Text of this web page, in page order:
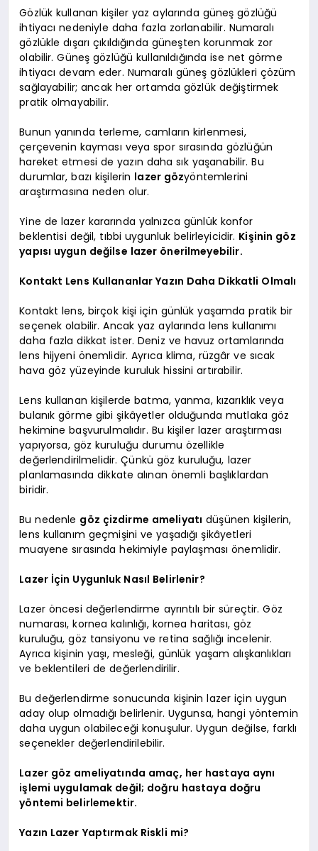
Gözlük kullanan kişiler yaz aylarında güneş gözlüğü
ihtiyacı nedeniyle daha fazla zorlanabilir. Numaralı
gözlükle dışarı çıkıldığında güneşten korunmak zor
olabilir. Güneş gözlüğü kullanıldığında ise net görme
ihtiyacı devam eder. Numaralı güneş gözlükleri çözüm
sağlayabilir; ancak her ortamda gözlük değiştirmek
pratik olmayabilir.
Bunun yanında terleme, camların kirlenmesi,
çerçevenin kayması veya spor sırasında gözlüğün
hareket etmesi de yazın daha sık yaşanabilir. Bu
durumlar, bazı kişilerin lazer gözyöntemlerini
araştırmasına neden olur.
Yine de lazer kararında yalnızca günlük konfor
beklentisi değil, tıbbi uygunluk belirleyicidir. Kişinin göz
yapısı uygun değilse lazer önerilmeyebilir.
Kontakt Lens Kullananlar Yazın Daha Dikkatli Olmalı
Kontakt lens, birçok kişi için günlük yaşamda pratik bir
seçenek olabilir. Ancak yaz aylarında lens kullanımı
daha fazla dikkat ister. Deniz ve havuz ortamlarında
lens hijyeni önemlidir. Ayrıca klima, rüzgâr ve sıcak
hava göz yüzeyinde kuruluk hissini artırabilir.
Lens kullanan kişilerde batma, yanma, kızarıklık veya
bulanık görme gibi şikâyetler olduğunda mutlaka göz
hekimine başvurulmalıdır. Bu kişiler lazer araştırması
yapıyorsa, göz kuruluğu durumu özellikle
değerlendirilmelidir. Çünkü göz kuruluğu, lazer
planlamasında dikkate alınan önemli başlıklardan
biridir.
Bu nedenle göz çizdirme ameliyatı düşünen kişilerin,
lens kullanım geçmişini ve yaşadığı şikâyetleri
muayene sırasında hekimiyle paylaşması önemlidir.
Lazer İçin Uygunluk Nasıl Belirlenir?
Lazer öncesi değerlendirme ayrıntılı bir süreçtir. Göz
numarası, kornea kalınlığı, kornea haritası, göz
kuruluğu, göz tansiyonu ve retina sağlığı incelenir.
Ayrıca kişinin yaşı, mesleği, günlük yaşam alışkanlıkları
ve beklentileri de değerlendirilir.
Bu değerlendirme sonucunda kişinin lazer için uygun
aday olup olmadığı belirlenir. Uygunsa, hangi yöntemin
daha uygun olabileceği konuşulur. Uygun değilse, farklı
seçenekler değerlendirilebilir.
Lazer göz ameliyatında amaç, her hastaya aynı
işlemi uygulamak değil; doğru hastaya doğru
yöntemi belirlemektir.
Yazın Lazer Yaptırmak Riskli mi?